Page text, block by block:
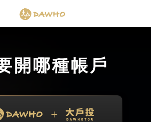
開哪種帳戶